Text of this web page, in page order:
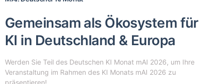
Gemeinsam als Ökosystem für
KI in Deutschland & Europa
Werden Sie Teil des Deutschen KI Monat mAI 2026, um Ihre
Veranstaltung im Rahmen des KI Monats mAI 2026 zu